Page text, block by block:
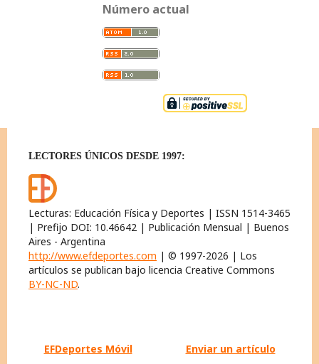
Número actual
LECTORES ÚNICOS DESDE 1997:
Lecturas: Educación Física y Deportes | ISSN 1514-3465
| Prefijo DOI: 10.46642 | Publicación Mensual | Buenos
Aires - Argentina
http://www.efdeportes.com | © 1997-2026 | Los
artículos se publican bajo licencia Creative Commons
BY-NC-ND.
EFDeportes Móvil Enviar un artículo